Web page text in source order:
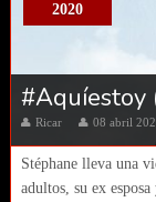
2020
#Aquíestoy
Ricar 08 abril
Stéphane lleva una
adultos, su ex